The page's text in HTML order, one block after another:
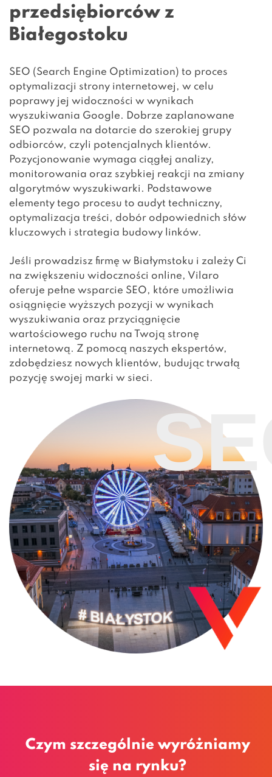
przedsiębiorców z
Białegostoku
SEO (Search Engine Optimization) to proces
optymalizacji strony internetowej, w celu
poprawy jej widoczności w wynikach
wyszukiwania Google. Dobrze zaplanowane
SEO pozwala na dotarcie do szerokiej grupy
odbiorców, czyli potencjalnych klientów.
Pozycjonowanie wymaga ciągłej analizy,
monitorowania oraz szybkiej reakcji na zmiany
algorytmów wyszukiwarki. Podstawowe
elementy tego procesu to audyt techniczny,
optymalizacja treści, dobór odpowiednich słów
kluczowych i strategia budowy linków.
Jeśli prowadzisz firmę w Białymstoku i zależy Ci
na zwiększeniu widoczności online, Vilaro
oferuje pełne wsparcie SEO, które umożliwia
osiągnięcie wyższych pozycji w wynikach
wyszukiwania oraz przyciągnięcie
wartościowego ruchu na Twoją stronę
internetową. Z pomocą naszych ekspertów,
zdobędziesz nowych klientów, budując trwałą
pozycję swojej marki w sieci.
Czym szczególnie wyróżniamy
się na rynku?